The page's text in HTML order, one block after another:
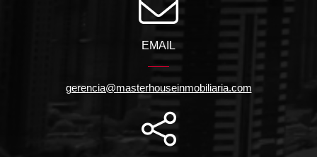
EMAIL
gerencia@masterhouseinmobiliaria.com